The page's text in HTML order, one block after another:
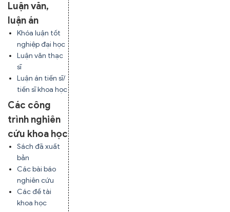
Luận văn,
luận án
Khóa luận tốt
nghiệp đại học
Luận văn thạc
sĩ
Luận án tiến sĩ/
tiến sĩ khoa học
Các công
trình nghiên
cứu khoa học
Sách đã xuất
bản
Các bài báo
nghiên cứu
Các đề tài
khoa học